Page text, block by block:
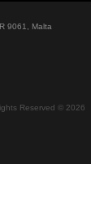
9061, Malta
Reserved © 2026